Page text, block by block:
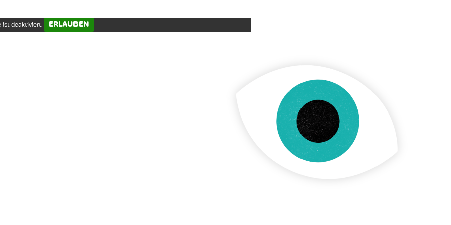
„Musées de France“ tragen : das Museum des
Widerstands und der Deportation, das Museum der
ist deaktiviert. ERLAUBEN